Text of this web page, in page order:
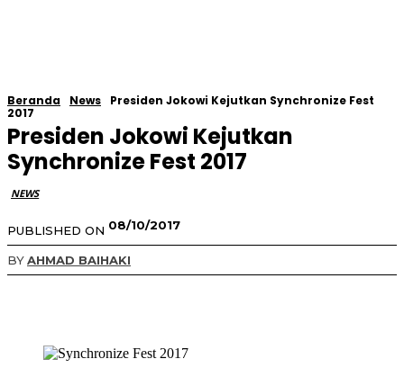
Beranda News
Presiden Jokowi Kejutkan Synchronize Fest
2017
Presiden Jokowi Kejutkan
Synchronize Fest 2017
NEWS
PUBLISHED ON 08/10/2017
BYAHMAD BAIHAKI